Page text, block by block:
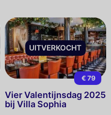
UITVERKOCHT
€ 79
Vier Valentijnsdag 2025
bij Villa Sophia